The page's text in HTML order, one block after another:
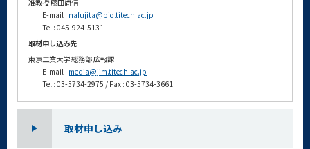
准教授 藤田尚信
E-mail : nafujita@bio.titech.ac.jp
Tel : 045-924-5131
取材申し込み先
東京工業大学 総務部 広報課
E-mail : media@jim.titech.ac.jp
Tel : 03-5734-2975 / Fax : 03-5734-3661
取材申し込み